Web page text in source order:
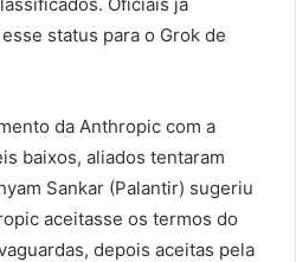
status para o Grok de
da Anthropic com a
baixos, aliados tentaram
Sankar (Palantir) sugeriu
aceitasse os termos do
depois aceitas pela